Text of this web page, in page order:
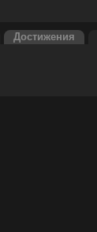
Достижения